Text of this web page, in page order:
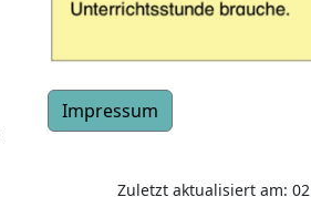
Impressum
Zuletzt aktualisiert am: